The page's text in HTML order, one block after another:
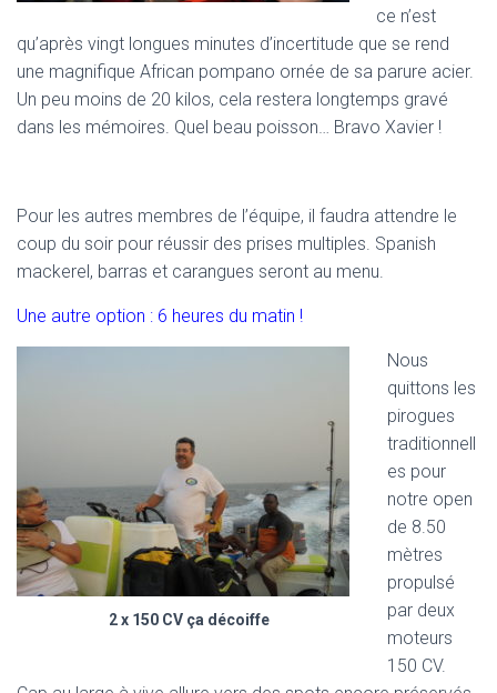
ce n’est
qu’après vingt longues minutes d’incertitude que se rend
une magnifique African pompano ornée de sa parure acier.
Un peu moins de 20 kilos, cela restera longtemps gravé
dans les mémoires. Quel beau poisson… Bravo Xavier !
Pour les autres membres de l’équipe, il faudra attendre le
coup du soir pour réussir des prises multiples. Spanish
mackerel, barras et carangues seront au menu.
Une autre option : 6 heures du matin !
2 x 150 CV ça décoiffe
Nous
quittons les
pirogues
traditionnell
es pour
notre open
de 8.50
mètres
propulsé
par deux
moteurs
150 CV.